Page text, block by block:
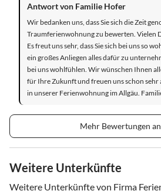
Antwort von Familie Hofer
Wir bedanken uns, dass Sie sich die Zeit
Traumferienwohnung zu bewerten. Vielen
Es freut uns sehr, dass Sie sich bei uns so
ein großes Anliegen alles dafür zu
bei uns wohlfühlen. Wir wünschen Ihnen
für Ihre Zukunft und freuen uns schon sehr
in unserer Ferienwohnung im Allgäu.
Mehr Bewertungen
Weitere Unterkünfte
Weitere Unterkünfte von Firma